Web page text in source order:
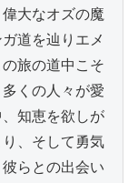
大なオズの魔
道を辿りエメ
旅の道中こそ
くの人々が愛
知恵を欲しが
、そして勇気
らとの出会い